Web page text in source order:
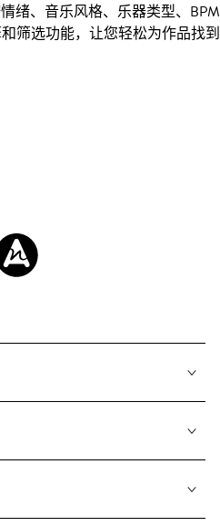
绪、音乐风格、乐器类型、BPM
筛选功能，让您轻松为作品找到